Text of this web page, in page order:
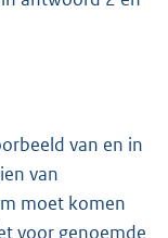
van en in
van
moet komen
voor genoemde